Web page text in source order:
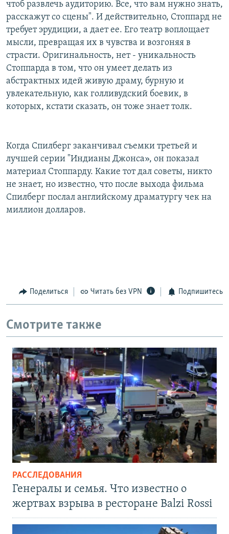
чтоб развлечь аудиторию. Все, что вам нужно знать,
расскажут со сцены". И действительно, Стоппард не
требует эрудиции, а дает ее. Его театр воплощает
мысли, превращая их в чувства и возгоняя в
страсти. Оригинальность, нет - уникальность
Стоппарда в том, что он умеет делать из
абстрактных идей живую драму, бурную и
увлекательную, как голливудский боевик, в
которых, кстати сказать, он тоже знает толк.
Когда Спилберг заканчивал съемки третьей и
лучшей серии "Индианы Джонса», он показал
материал Стоппарду. Какие тот дал советы, никто
не знает, но известно, что после выхода фильма
Спилберг послал английскому драматургу чек на
миллион долларов.
Поделиться Читать без VPN Подпишитесь
Смотрите также
РАССЛЕДОВАНИЯ
Генералы и семья. Что известно о
жертвах взрыва в ресторане Balzi Rossi